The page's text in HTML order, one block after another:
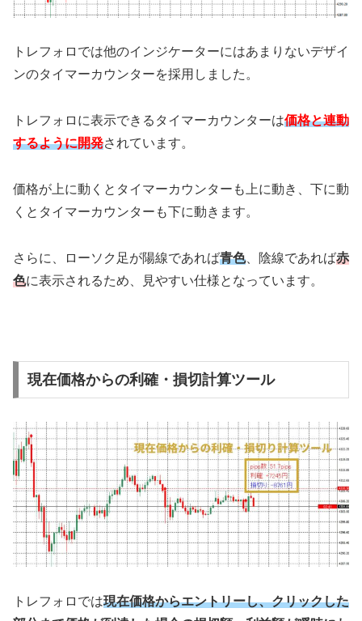
トレフォロでは他のインジケーターにはあまりないデザイ
ンのタイマーカウンターを採用しました。
トレフォロに表示できるタイマーカウンターは価格と連動
するように開発されています。
価格が上に動くとタイマーカウンターも上に動き、下に動
くとタイマーカウンターも下に動きます。
さらに、ローソク足が陽線であれば青色、陰線であれば赤
色に表示されるため、見やすい仕様となっています。
現在価格からの利確・損切計算ツール
トレフォロでは現在価格からエントリーし、クリックした